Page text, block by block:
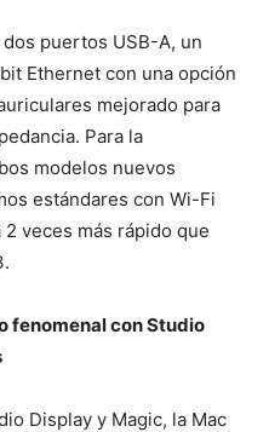
puertos USB-A, un
Ethernet con una opción
mejorado para
Para la
modelos nuevos
estándares con Wi-Fi
veces más rápido que
fenomenal con Studio
Display y Magic, la Mac